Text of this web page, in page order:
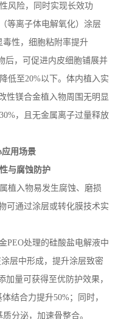
风险，同时实现长效功
（等离子体电解氧化）涂层
毒性，细胞粘附率提升
后，可促进内皮细胞铺展并
低至20%以下。体内植入实
性镁合金植入物周围无明显
30%，且无金属离子过量释放
用场景
与腐蚀防护
植入物易发生腐蚀、磨损
可通过涂层或转化膜技术实
PEO处理的硅酸盐电解液中
涂层中形成，提升涂层致密
加量可获得至优防护效果，
体结合力提升50%；同时，
分泌，加速骨整合。